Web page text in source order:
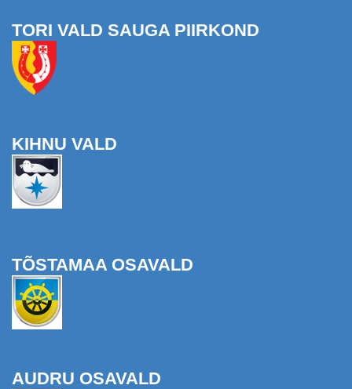
TORI VALD SAUGA PIIRKOND
KIHNU VALD
TÕSTAMAA OSAVALD
AUDRU OSAVALD